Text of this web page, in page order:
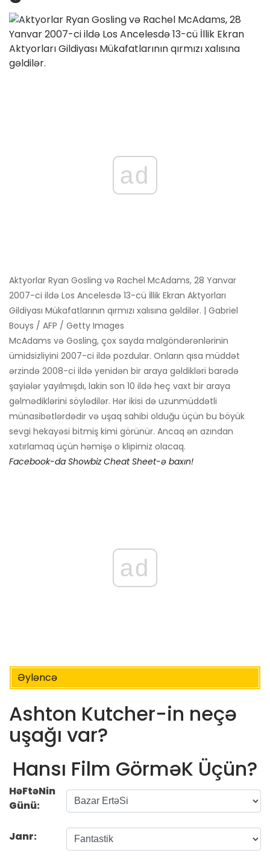
ad
Aktyorlar Ryan Gosling və Rachel McAdams, 28 Yanvar
2007-ci ildə Los Ancelesdə 13-cü İllik Ekran Aktyorları
Gildiyası Mükafatlarının qırmızı xalısına gəldilər. | Gabriel
Bouys / AFP / Getty Images
McAdams və Gosling, çox sayda malgöndərənlərinin
ümidsizliyini 2007-ci ildə pozdular. Onların qısa müddət
ərzində 2008-ci ildə yenidən bir araya gəldikləri barədə
şayiələr yayılmışdı, lakin son 10 ildə heç vaxt bir araya
gəlmədiklərini söylədilər. Hər ikisi də uzunmüddətli
münasibətlərdədir və uşaq sahibi olduğu üçün bu böyük
sevgi hekayəsi bitmiş kimi görünür. Ancaq ən azından
xatırlamaq üçün həmişə o klipimiz olacaq.
Facebook-da Showbiz Cheat Sheet-ə baxın!
ad
Əyləncə
Ashton Kutcher-in neçə
uşağı var?
Hansı Film GörməK Üçün?
HəFtəNin
Günü:
Janr: